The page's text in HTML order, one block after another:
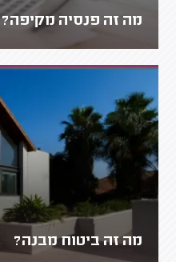
מה זה פנסיה מקיפה?
מה זה ביטוח מבנה?